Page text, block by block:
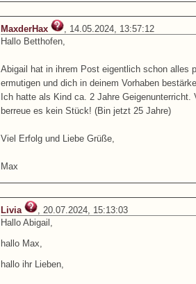
MaxderHax
, 14.05.2024, 13:57:12
Hallo Betthofen,
Abigail hat in ihrem Post eigentlich schon alles
ermutigen und dich in deinem Vorhaben
Ich hatte als Kind ca. 2 Jahre
berreue es kein Stück! (Bin jetzt 25 Jahre)
Viel Erfolg und Liebe Grüße,
Max
Livia
, 20.07.2024, 15:13:03
Hallo Abigail,
hallo Max,
hallo ihr Lieben,